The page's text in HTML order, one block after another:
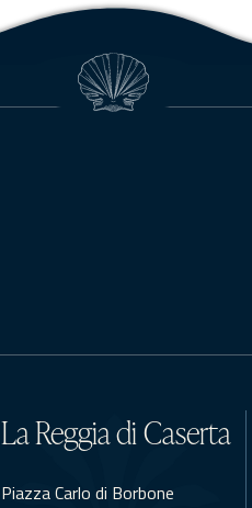
La Reggia di Caserta
Piazza Carlo di Borbone